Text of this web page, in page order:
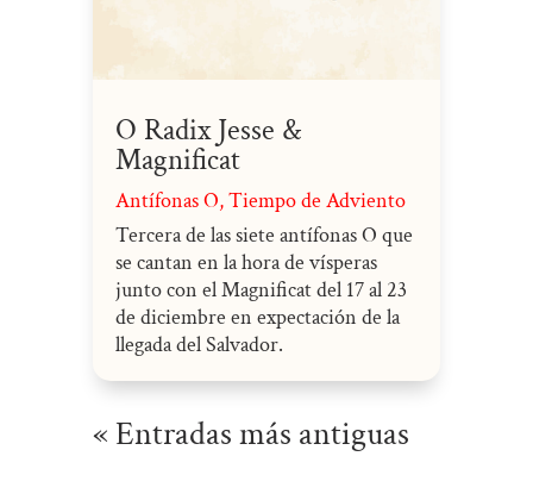
O Radix Jesse &
Magnificat
Antífonas O,Tiempo de Adviento
Tercera de las siete antífonas O que
se cantan en la hora de vísperas
junto con el Magnificat del 17 al 23
de diciembre en expectación de la
llegada del Salvador.
« Entradas más antiguas